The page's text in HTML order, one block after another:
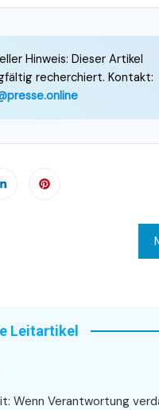
Hinweis: Dieser Artikel
recherchiert. Kontakt:
Leitartikel
Wenn Verantwortung